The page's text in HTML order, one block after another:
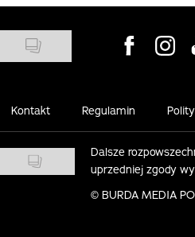
Visit us on
Visit
Kontakt Regulamin
Dalsze
uprzedniej zgody
© BURDA MEDIA